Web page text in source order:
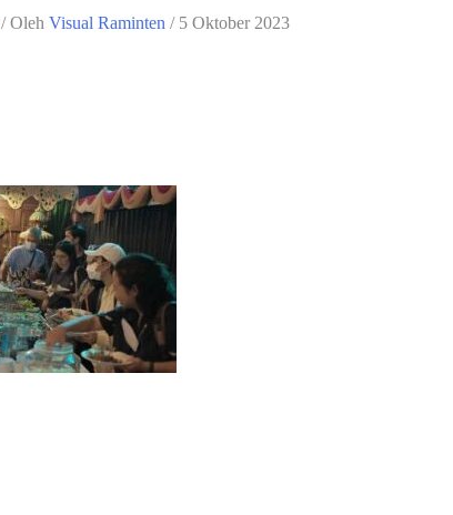
/ Oleh Visual Raminten / 5 Oktober 2023